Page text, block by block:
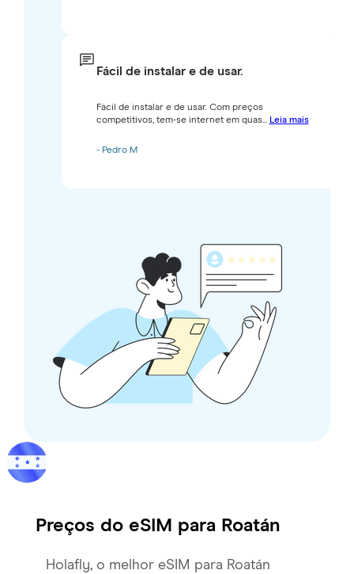
Fácil de instalar e de usar.
Fácil de instalar e de usar. Com preços
competitivos, tem-se internet em quas... Leia mais
- Pedro M
Preços do eSIM para Roatán
Holafly, o melhor eSIM para Roatán